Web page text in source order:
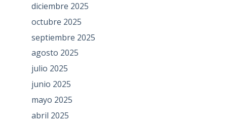
diciembre 2025
octubre 2025
septiembre 2025
agosto 2025
julio 2025
junio 2025
mayo 2025
abril 2025